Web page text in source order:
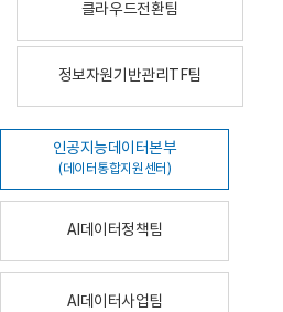
클라우드전환팀
정보자원기반관리TF팀
인공지능데이터본부
(데이터통합지원센터)
AI데이터정책팀
AI데이터사업팀